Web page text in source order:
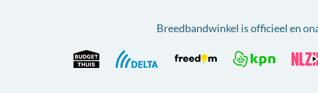
Breedbandwinkel is officieel en